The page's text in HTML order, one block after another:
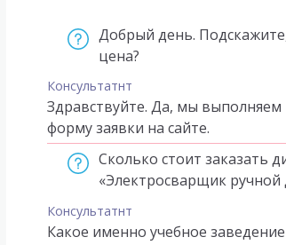
Добрый день.
цена?
Консультатнт
Здравствуйте. Да, мы
форму заявки на сайте.
Сколько стоит заказать
«Электросварщик ручной
Консультатнт
Какое именно учебное